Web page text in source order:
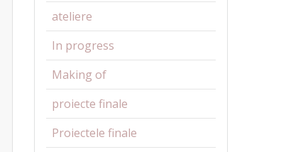
ateliere
In progress
Making of
proiecte finale
Proiectele finale